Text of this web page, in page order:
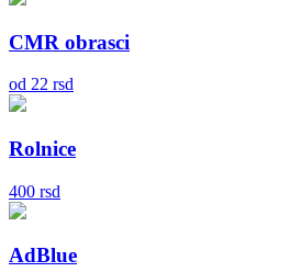
CMR obrasci
od 22 rsd
Rolnice
400 rsd
AdBlue